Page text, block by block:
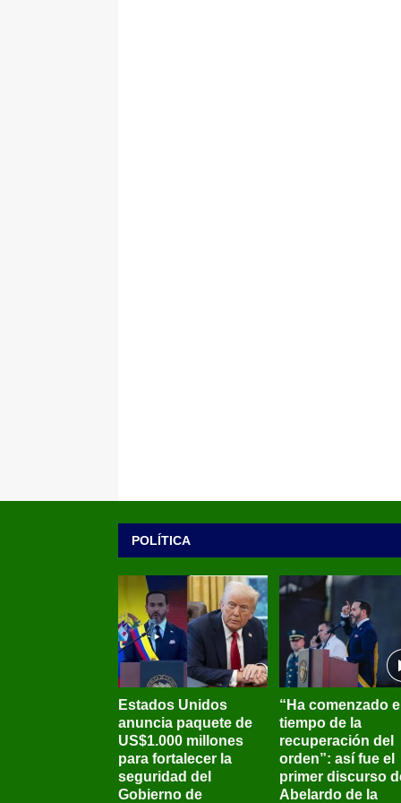
POLÍTICA
Estados Unidos
anuncia paquete de
US$1.000 millones
para fortalecer la
seguridad del
Gobierno de
“Ha comenzado el
tiempo de la
recuperación del
orden”: así fue el
primer discurso
Abelardo de la